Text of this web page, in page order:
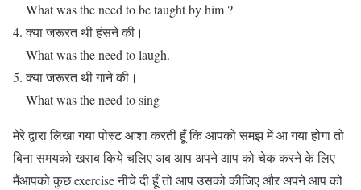
What was the need to be taught by him ?
क्या जरूरत थी हंसने की।
What was the need to laugh.
क्या जरूरत थी गाने की।
What was the need to sing
मेरे द्वारा लिखा गया पोस्ट आशा करती हूँ कि आपको समझ में आ गया होगा तो
बिना समयको खराब किये चलिए अब आप अपने आप को चेक करने के लिए
मैंआपको कुछ exercise नीचे दी हूँ तो आप उसको कीजिए और अपने आप को